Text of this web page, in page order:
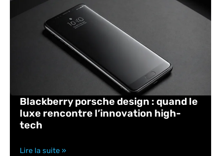
Blackberry porsche design : quand le
luxe rencontre l’innovation high-
tech
Lire la suite »